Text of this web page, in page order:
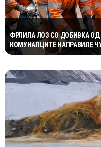
ФРЛИЛА ЛОЗ СО ДОБИВКА ОД
КОМУНАЛЦИТЕ НАПРАВИЛЕ